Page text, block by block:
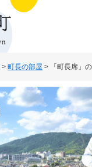
> 町長の部屋 > 「町長席」